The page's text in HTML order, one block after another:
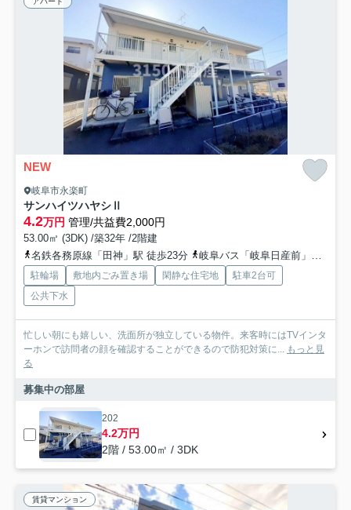
NEW
岐阜市永楽町
サンハイツハヤシⅡ
4.2万円 管理/共益費2,000円
53.00㎡ (3DK) /築32年 /2階建
名鉄各務原線「田神」駅 徒歩23分
岐阜バス「岐阜日産前」バス停下車 徒歩4分
駐輪場 敷地内ごみ置き場 閑静な住宅地
駐車2台可
公共下水
忙しい朝にも嬉しい、洗面所が独立している物件。来客時にはTVインタ
ーホンで訪問者の顔を確認することができるので防犯対策に... もっと見
る
募集中の部屋
202
4.2万円
2階 / 53.00㎡ / 3DK
賃貸マンション